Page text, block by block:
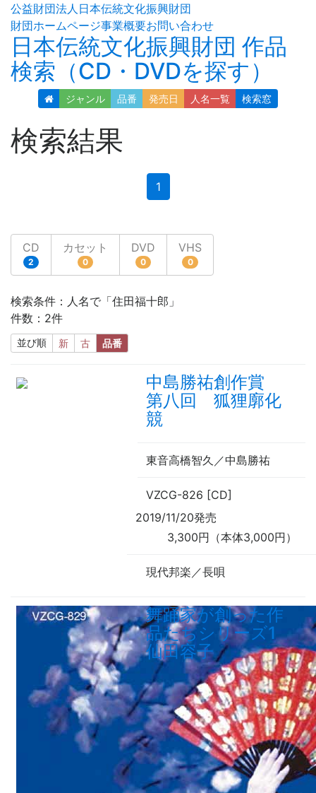
公益財団法人日本伝統文化振興財団
財団ホームページ事業概要お問い合わせ
日本伝統文化振興財団 作品
検索（CD・DVDを探す）
ジャンル 品番 発売日 人名一覧 検索窓
検索結果
1(current)
CD
2
カセット
0
DVD
0
VHS
0
検索条件：人名で「住田福十郎」
件数：2件
並び順 新 古 品番
中島勝祐創作賞
第八回 狐狸廓化
競
東音高橋智久／中島勝祐
VZCG-826 [CD]
2019/11/20発売
3,300円（本体3,000円）
現代邦楽／長唄
舞踊家が創った作
品たちシリーズ1
仙田容子